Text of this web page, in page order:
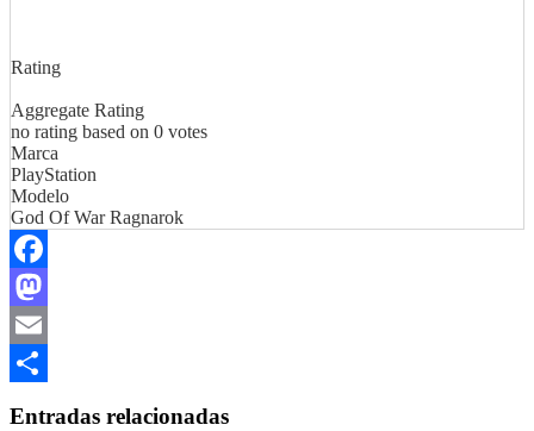
Rating
Aggregate Rating
no rating based on 0 votes
Marca
PlayStation
Modelo
God Of War Ragnarok
Facebook
Mastodon
Email
Entradas relacionadas